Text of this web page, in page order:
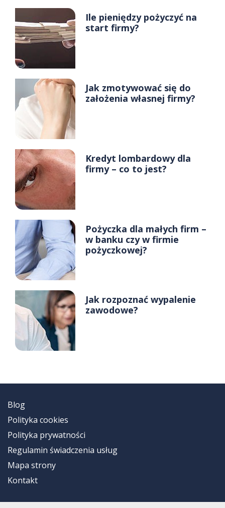
Ile pieniędzy pożyczyć na
start firmy?
Jak zmotywować się do
założenia własnej firmy?
Kredyt lombardowy dla
firmy – co to jest?
Pożyczka dla małych firm –
w banku czy w firmie
pożyczkowej?
Jak rozpoznać wypalenie
zawodowe?
Blog
Polityka cookies
Polityka prywatności
Regulamin świadczenia usług
Mapa strony
Kontakt